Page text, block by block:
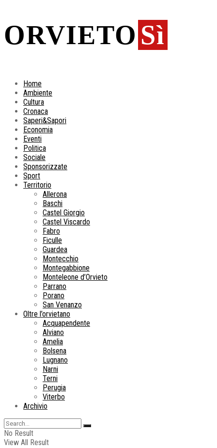
ORVIETO Sì
Home
Ambiente
Cultura
Cronaca
Saperi&Sapori
Economia
Eventi
Politica
Sociale
Sponsorizzate
Sport
Territorio
Allerona
Baschi
Castel Giorgio
Castel Viscardo
Fabro
Ficulle
Guardea
Montecchio
Montegabbione
Monteleone d’Orvieto
Parrano
Porano
San Venanzo
Oltre l’orvietano
Acquapendente
Alviano
Amelia
Bolsena
Lugnano
Narni
Terni
Perugia
Viterbo
Archivio
No Result
View All Result